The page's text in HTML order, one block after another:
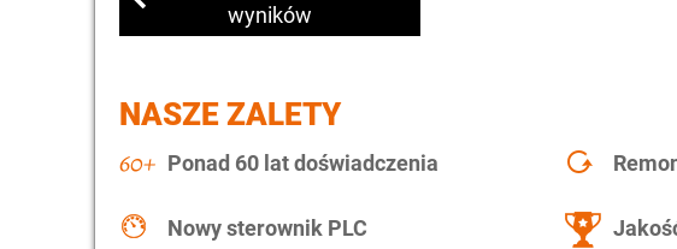
wyników
NASZE ZALETY
Ponad 60 lat doświadczenia
Nowy sterownik PLC